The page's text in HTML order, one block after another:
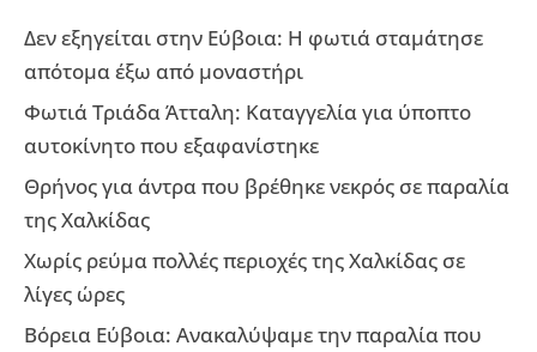
Δεν εξηγείται στην Εύβοια: Η φωτιά σταμάτησε
απότομα έξω από μοναστήρι
Φωτιά Τριάδα Άτταλη: Καταγγελία για ύποπτο
αυτοκίνητο που εξαφανίστηκε
Θρήνος για άντρα που βρέθηκε νεκρός σε παραλία
της Χαλκίδας
Χωρίς ρεύμα πολλές περιοχές της Χαλκίδας σε
λίγες ώρες
Βόρεια Εύβοια: Ανακαλύψαμε την παραλία που